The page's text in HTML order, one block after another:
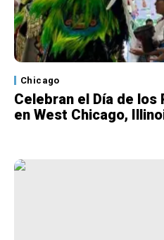
Chicago
Celebran el Día de
en West Chicago,